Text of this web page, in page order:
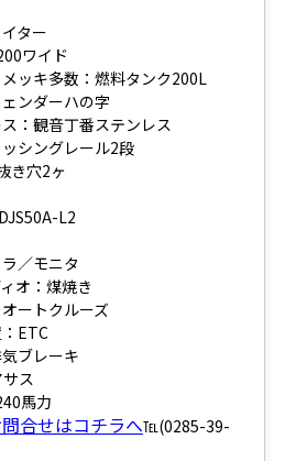
ター
ワイド
ッキ多数：燃料タンク200L
ンダーハの字
：観音丁番ステンレス
シングレール2段
き穴2ヶ
L2
／モニタ
オ：煤焼き
ートクルーズ
ETC
ブレーキ
ス
馬力
合せはコチラへ℡(0285-39-